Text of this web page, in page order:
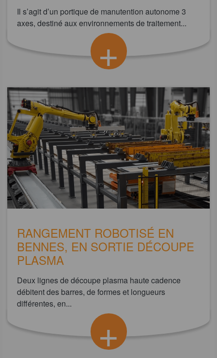
Il s’agit d’un portique de manutention autonome 3
axes, destiné aux environnements de traitement...
+
RANGEMENT ROBOTISÉ EN
BENNES, EN SORTIE DÉCOUPE
PLASMA
Deux lignes de découpe plasma haute cadence
débitent des barres, de formes et longueurs
différentes, en...
+